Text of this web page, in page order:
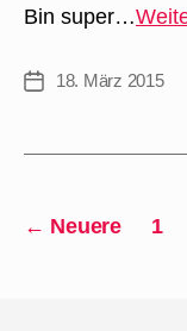
Bin super…
Veröffentlichungsdatum
18. März 2015
← Neuere 1